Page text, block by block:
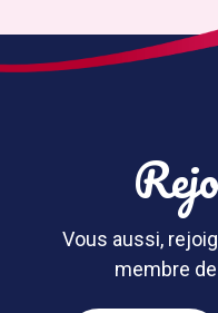
Vous aussi,
membre